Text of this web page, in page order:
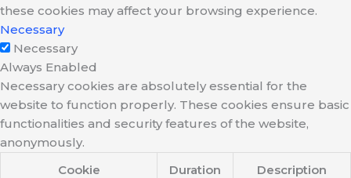
these cookies may affect your browsing experience.
Necessary
Necessary
Always Enabled
Necessary cookies are absolutely essential for the
website to function properly. These cookies ensure basic
functionalities and security features of the website,
anonymously.
Cookie
Duration Description